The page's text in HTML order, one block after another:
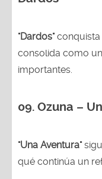
"Dardos"conquista
consolida como
importantes.
09. Ozuna –
"Una Aventura"
qué continúa un